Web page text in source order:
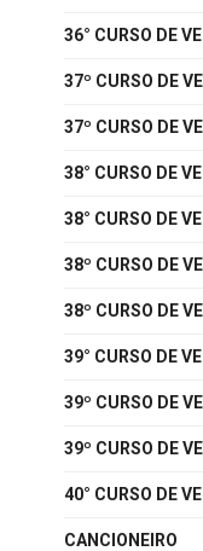
36° CURSO DE
37º CURSO DE
37º CURSO DE
38° CURSO DE
38° CURSO DE
38º CURSO DE
38º CURSO DE
39° CURSO DE
39º CURSO DE
39º CURSO DE
40° CURSO DE
CANCIONEIRO